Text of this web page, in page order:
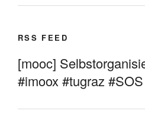
RSS FEED
[mooc]
#imoox #tugraz #SOS